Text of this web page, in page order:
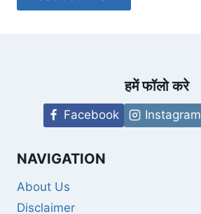
हमें फॉलो करे
Facebook Instagram
NAVIGATION
About Us
Disclaimer